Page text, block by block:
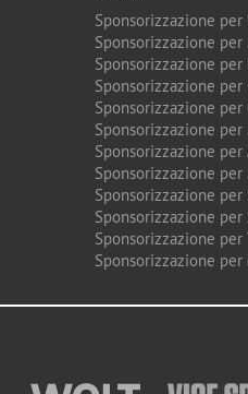
Sponsorizzazione
Sponsorizzazione per
Sponsorizzazione
Sponsorizzazione per
Sponsorizzazione per
Sponsorizzazione per
Sponsorizzazione
Sponsorizzazione
Sponsorizzazione per
Sponsorizzazione per
Sponsorizzazione per
Sponsorizzazione per